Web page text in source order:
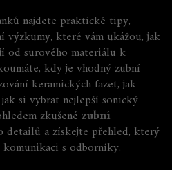
najdete praktické tipy,
které vám ukážou, jak
od surového materiálu k
kdy je vhodný zubní
keramických fazet, jak
si vybrat nejlepší sonický
zkušené zubní
detailů a získejte přehled, který
s odborníky.